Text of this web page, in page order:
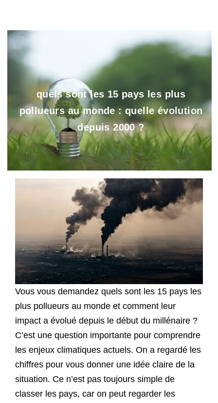
quels sont les 15 pays les plus
pollueurs au monde : quelle évolution
depuis 2000 ?
Vous vous demandez quels sont les 15 pays les
plus pollueurs au monde et comment leur
impact a évolué depuis le début du millénaire ?
C’est une question importante pour comprendre
les enjeux climatiques actuels. On a regardé les
chiffres pour vous donner une idée claire de la
situation. Ce n’est pas toujours simple de
classer les pays, car on peut regarder les